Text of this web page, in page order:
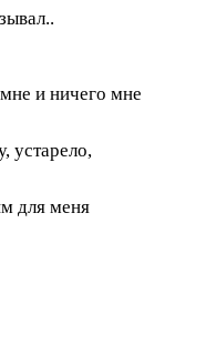
и ничего мне
устарело,
для меня